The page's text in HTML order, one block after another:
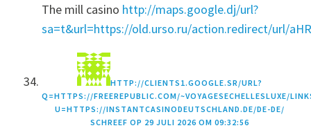
The mill casino http://maps.google.dj/url?
sa=t&url=https://old.urso.ru/action.redirect/url/
HTTP://CLIENTS1.GOOGLE.SR/URL?
Q=HTTPS://FREEREPUBLIC.COM/~VOYAGESECHELLESLUXE/
U=HTTPS://INSTANTCASINODEUTSCHLAND.DE/DE-DE/
SCHREEF OP 29 JULI 2026 OM 09:32:56